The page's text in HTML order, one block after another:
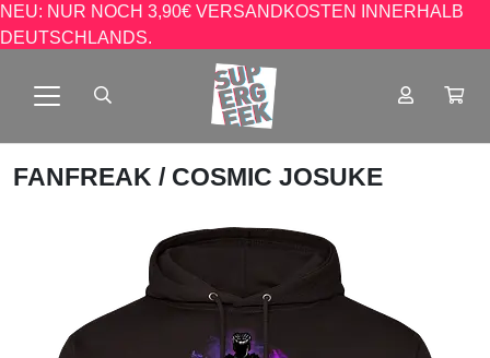
NEU: NUR NOCH 3,90€ VERSANDKOSTEN INNERHALB
DEUTSCHLANDS.
FANFREAK / COSMIC JOSUKE